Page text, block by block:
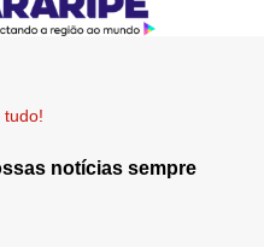
tudo!
notícias sempre